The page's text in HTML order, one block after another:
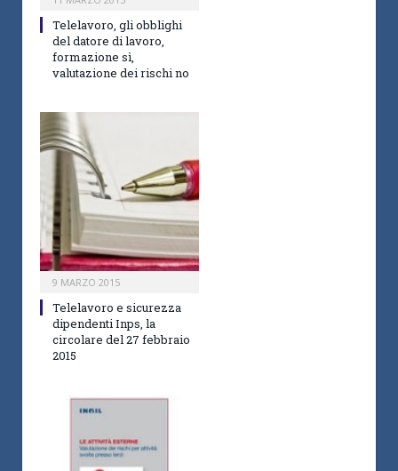
Telelavoro, gli obblighi
del datore di lavoro,
formazione sì,
valutazione dei rischi no
9 MARZO 2015
Telelavoro e sicurezza
dipendenti Inps, la
circolare del 27 febbraio
2015